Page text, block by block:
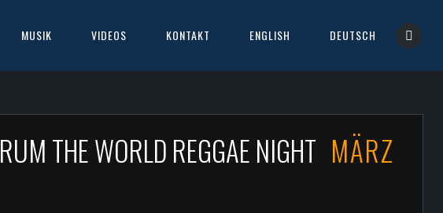
MUSIK VIDEOS KONTAKT ENGLISH DEUTSCH
THE WORLD REGGAE NIGHT MÄRZ